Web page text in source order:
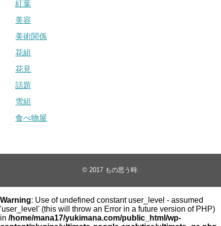
紅葉
美容
美術関係
花組
花見
話題
雪組
食べ物屋
© 2017 もの思う時.
Warning: Use of undefined constant user_level - assumed
'user_level' (this will throw an Error in a future version of PHP)
in /home/mana17/yukimana.com/public_html/wp-